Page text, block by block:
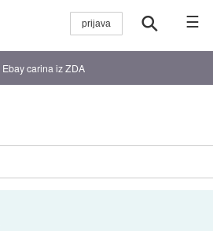
☰
Ebay carina iz ZDA